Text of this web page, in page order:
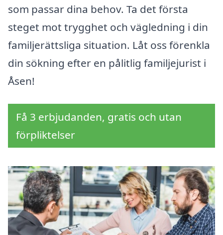
som passar dina behov. Ta det första
steget mot trygghet och vägledning i din
familjerättsliga situation. Låt oss förenkla
din sökning efter en pålitlig familjejurist i
Åsen!
Få 3 erbjudanden, gratis och utan
förpliktelser